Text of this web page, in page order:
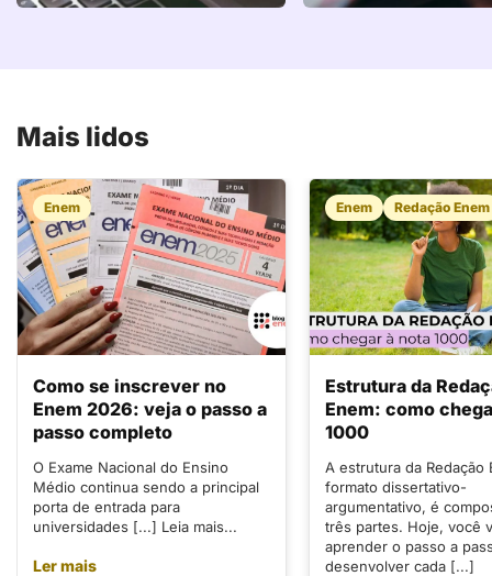
Mais lidos
Enem
Como se inscrever no
Enem 2026: veja o passo a
passo completo
O Exame Nacional do Ensino
Médio continua sendo a principal
porta de entrada para
universidades [...] Leia mais...
Ler mais
Enem Redação Enem
Estrutura da
Enem: como
1000
A estrutura da Redação
formato dissertativo-
argumentativo, é
três partes. Hoje, você
aprender o passo a
desenvolver cada [...]